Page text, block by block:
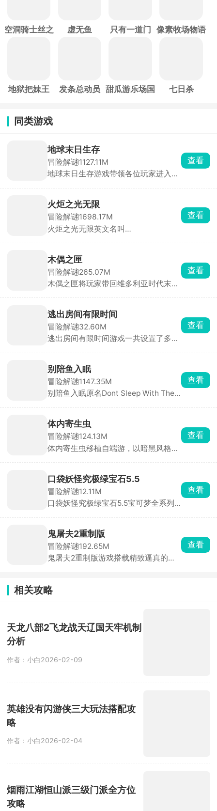
空洞骑士丝之
虚无鱼 只有一道门 像素牧场物语
地狱把妹王 发条总动员
甜瓜游乐场国
七日杀
同类游戏
地球末日生存
冒险解谜1127.11M
地球末日生存游戏带领各位玩家进入到
石，收集大量的材料来搭建庇护所，同
时还要小心四处游荡的感染者，不要被
他们触碰到了，游戏支持联机模式，能
够邀请其他幸存者一起体验废土求生的
查看
火炬之光无限
冒险解谜1698.17M
火炬之光无限英文名叫
200年后，Ember Tech席卷Leptis，黑
暗却悄然吞噬生命。玩家将携手精英英
雄团队，踏上对抗黑暗、恢复光明的征
途。游戏提供5大独特英雄、24种天
查看
木偶之匣
冒险解谜265.07M
木偶之匣将玩家带回维多利亚时代末期
的木偶庄园。随着深入探索，索恩家族
消失的惊天秘密逐渐揭开面纱。游戏采
用碎片化叙事方式，剧情并非单一线性
展开，而是需要你通过收集线索、破解
查看
逃出房间有限时间
冒险解谜32.60M
逃出房间有限时间游戏一共设置了多个
脱冒险。探索过程中，你要细心搜寻场
景内的各类道具，合理利用游戏给出的
提示，借助道具与场景物件互动，一步
步突破多个相连房室的封锁，揭开场景
查看
别陪鱼入眠
冒险解谜1147.35M
别陪鱼入眠原名Dont Sleep With The
Steam移植至手机端的末日恐怖生存游
戏。游戏采用PSX复古低多边形风格，
以第一人称视角展开。玩家扮演一名船
长，船只正在沉没，你只有60秒的逃生
逃生。
查看
体内寄生虫
冒险解谜124.13M
体内寄生虫移植自端游，以暗黑风格的
在吞噬你的身体，而你只剩一只手臂可
以使用。为了活下去，你必须深入阴暗
的实验室，搜寻止血绷带和驱虫疫苗来
压制体内的寄生虫，同时收集枪械弹
查看
口袋妖怪究极绿宝石5.5
冒险解谜12.11M
口袋妖怪究极绿宝石5.5宝可梦全系列
不同的精灵并驯服，参与多个周目的挑
战，体验到原汁原味的怀旧经典。
查看
鬼屠夫2重制版
冒险解谜192.65M
鬼屠夫2重制版游戏搭载精致逼真的全
主角木守，肩负一项危险重重的秘密任
务，必须在昏暗压抑的场景中，时刻保
境里搜寻、收集各类关键线索与重要道
具，一步步拼凑破碎的真相。
查看
相关攻略
天龙八部2飞龙战天辽国天牢机制
分析
作者：小白2026-02-09
英雄没有闪游侠三大玩法搭配攻
略
作者：小白2026-02-04
烟雨江湖恒山派三级门派全方位
攻略